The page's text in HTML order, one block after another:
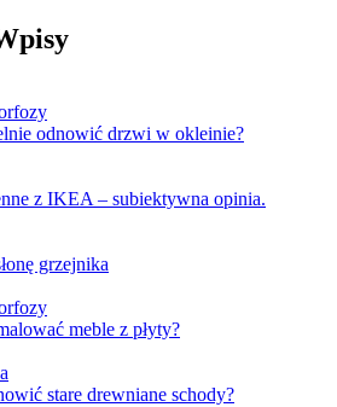
odnowić drzwi w okleinie?
z IKEA – subiektywna opinia.
grzejnika
meble z płyty?
stare drewniane schody?